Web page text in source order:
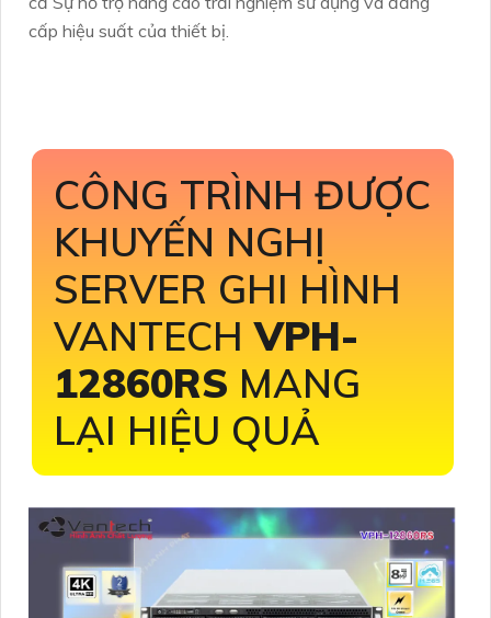
cấp hiệu suất của thiết bị.
CÔNG TRÌNH ĐƯỢC
KHUYẾN NGHỊ
SERVER GHI HÌNH
VANTECHVPH-
12860RS MANG
LẠI HIỆU QUẢ